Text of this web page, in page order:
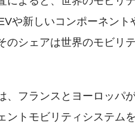
や新しいコンポーネン
シェアは世界のモビリ
フランスとヨーロッパ
トモビリティシステム